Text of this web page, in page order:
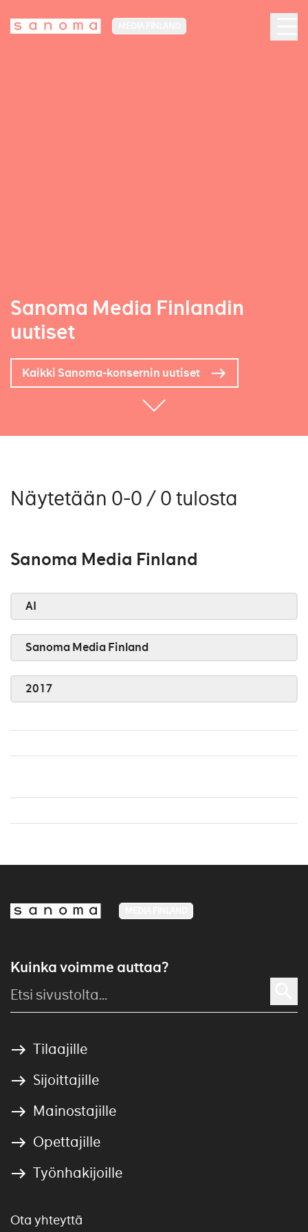
Sanoma Media Finlandin
uutiset
Kaikki Sanoma-konsernin uutiset
Näytetään 0-0 / 0 tulosta
Sanoma Media Finland
AI
Sanoma Media Finland
2017
Kuinka voimme auttaa?
Tilaajille
Sijoittajille
Mainostajille
Opettajille
Työnhakijoille
Ota yhteyttä